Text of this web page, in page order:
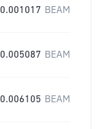
0.001017 BEAM
0.005087 BEAM
0.006105 BEAM